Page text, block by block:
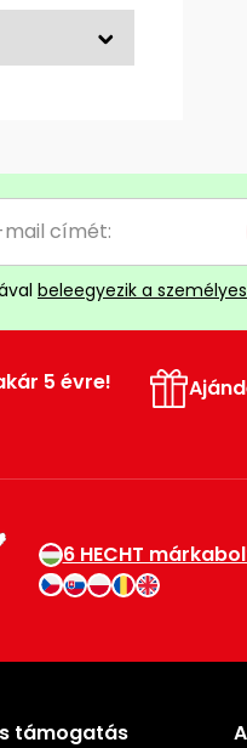
beleegyezik a
5 évre!
6 HECHT
támogatás